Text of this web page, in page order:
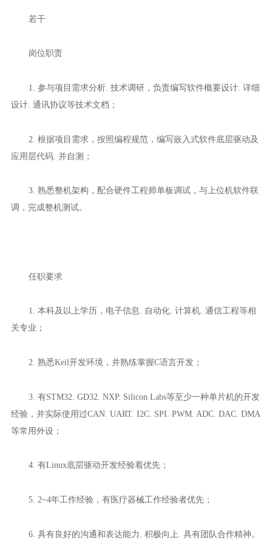
若干
岗位职责
1. 参与项目需求分析. 技术调研，负责编写软件概要设计. 详细
设计. 通讯协议等技术文档；
2. 根据项目需求，按照编程规范，编写嵌入式软件底层驱动及
应用层代码. 并自测；
3. 熟悉整机架构，配合硬件工程师单板调试，与上位机软件联
调，完成整机测试。
任职要求
1. 本科及以上学历，电子信息. 自动化. 计算机. 通信工程等相
关专业；
2. 熟悉Keil开发环境，并熟练掌握C语言开发；
3. 有STM32. GD32. NXP. Silicon Labs等至少一种单片机的开发
经验，并实际使用过CAN. UART. I2C. SPI. PWM. ADC. DAC. DMA
等常用外设；
4. 有Linux底层驱动开发经验着优先；
5. 2~4年工作经验，有医疗器械工作经验者优先；
6. 具有良好的沟通和表达能力. 积极向上. 具有团队合作精神。